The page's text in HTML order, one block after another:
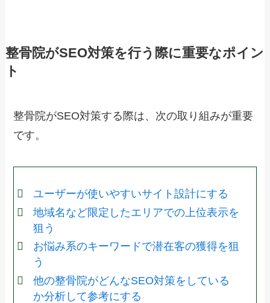
整骨院がSEO対策を行う際に重要なポイン
ト
整骨院がSEO対策する際は、次の取り組みが重要
です。
ユーザーが使いやすいサイト設計にする
地域名など限定したエリアでの上位表示を
狙う
お悩み系のキーワードで潜在客の獲得を狙
う
他の整骨院がどんなSEO対策をしている
か分析して参考にする